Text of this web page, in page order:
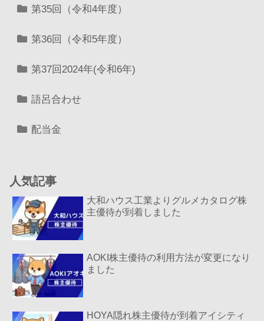
第35回（令和4年度）
第36回（令和5年度）
第37回2024年(令和6年)
語呂合わせ
配当金
人気記事
大和ハウス工業よりグルメカタログ株
主優待が到着しました
AOKI株主優待の利用方法が変更になり
ました
HOYA隠れ株主優待が到着アイシティ